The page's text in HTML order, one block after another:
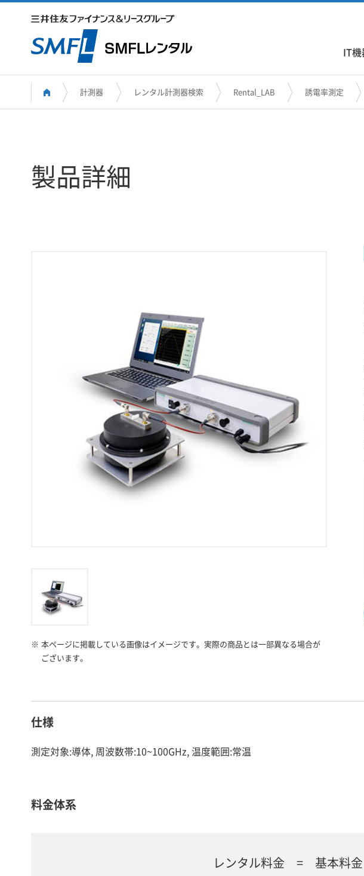
IT
計測器 レンタル計測器検索 Rental_LAB 誘電率測定
製品詳細
※ 本ページに掲載している画像はイメージです。実際の商品とは一部異なる場合が
ございます。
仕様
測定対象:導体, 周波数帯:10~100GHz, 温度範囲:常温
料金体系
レンタル料金 = 基本料